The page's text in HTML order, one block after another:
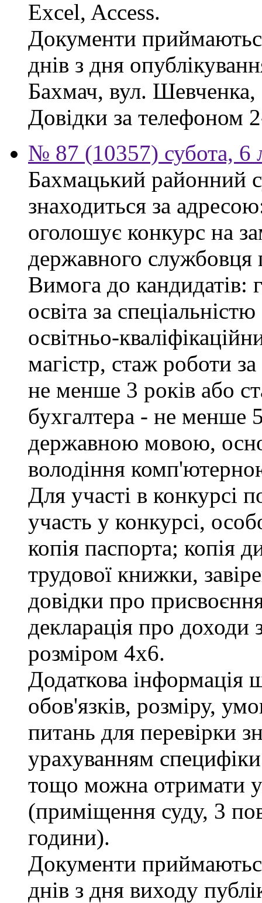
Excel, Access.
Документи
днів з дня
Бахмач, вул. Шевченка,
Довідки за телефоном
№ 87 (10357) субота, 6
Бахмацький районний
знаходиться за
оголошує конкурс на
державного службовця
Вимога до кандидатів:
освіта за
освітньо-
магістр, стаж роботи
не менше 3 років або
бухгалтера - не менше
державною мовою,
володіння
Для участі в конкурсі
участь у конкурсі,
копія паспорта; копія
трудової книжки,
довідки про
декларація про доходи
розміром 4х6.
Додаткова інформація
обов'язків, розміру,
питань для перевірки
урахуванням
тощо можна отримати у
(приміщення суду, 3
години).
Документи
днів з дня виходу